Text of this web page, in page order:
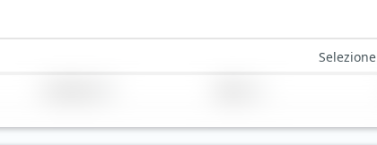
Selezione